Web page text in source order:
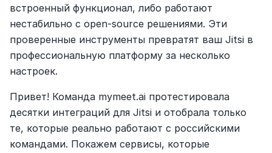
встроенный функционал, либо работают
нестабильно с open-source решениями. Эти
проверенные инструменты превратят ваш Jitsi в
профессиональную платформу за несколько
настроек.
Привет! Команда mymeet.ai протестировала
десятки интеграций для Jitsi и отобрала только
те, которые реально работают с российскими
командами. Покажем сервисы, которые